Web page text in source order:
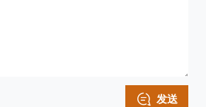
发送